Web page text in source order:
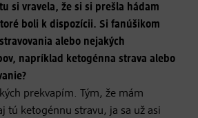
si vravela, že si si prešla hádam
boli k dispozícii. Si fanúšikom
alebo nejakých
napríklad ketogénna strava alebo
prekvapím. Tým, že mám
tú ketogénnu stravu, ja sa už asi